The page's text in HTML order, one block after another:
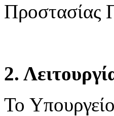
Προστασίας
2.
Το